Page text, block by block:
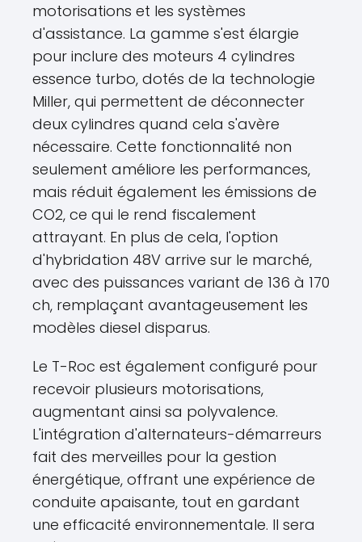
motorisations et les systèmes
d'assistance. La gamme s'est élargie
pour inclure des moteurs 4 cylindres
essence turbo, dotés de la technologie
Miller, qui permettent de déconnecter
deux cylindres quand cela s'avère
nécessaire. Cette fonctionnalité non
seulement améliore les performances,
mais réduit également les émissions de
CO2, ce qui le rend fiscalement
attrayant. En plus de cela, l'option
d'hybridation 48V arrive sur le marché,
avec des puissances variant de 136 à 170
ch, remplaçant avantageusement les
modèles diesel disparus.
Le T-Roc est également configuré pour
recevoir plusieurs motorisations,
augmentant ainsi sa polyvalence.
L'intégration d'alternateurs-démarreurs
fait des merveilles pour la gestion
énergétique, offrant une expérience de
conduite apaisante, tout en gardant
une efficacité environnementale. Il sera